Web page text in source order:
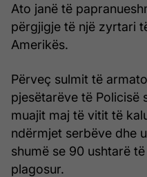
Ato janë të
përgjigje të një zyrtari
Amerikës.
Përveç sulmit të
pjesëtarëve të Policisë
muajit maj të vitit të
ndërmjet serbëve dhe
shumë se 90 ushtarë
plagosur.